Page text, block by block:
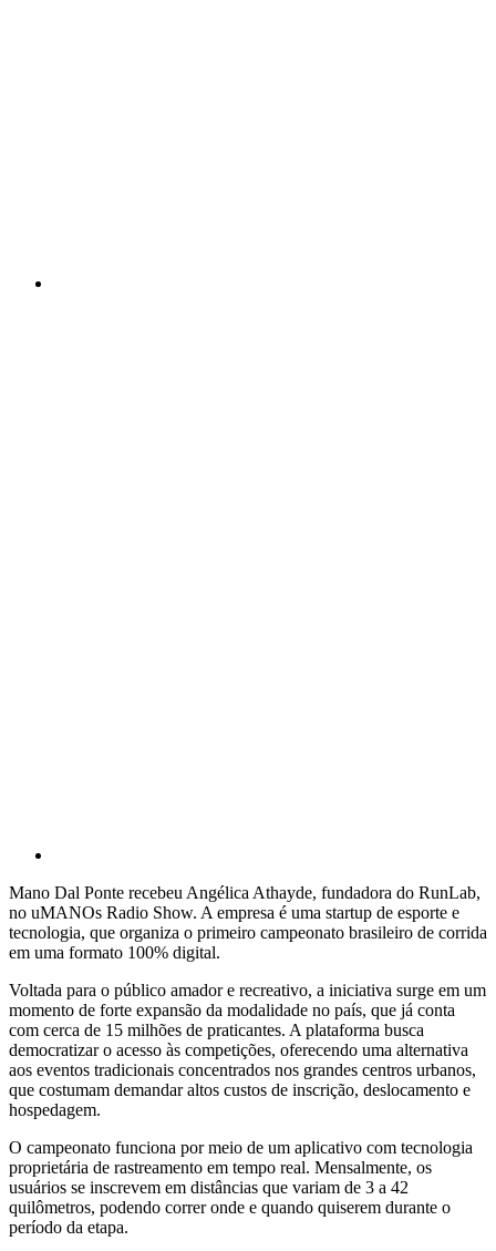
Mano Dal Ponte recebeu Angélica Athayde, fundadora do RunLab,
no uMANOs Radio Show. A empresa é uma startup de esporte e
tecnologia, que organiza o primeiro campeonato brasileiro de corrida
em uma formato 100% digital.
Voltada para o público amador e recreativo, a iniciativa surge em um
momento de forte expansão da modalidade no país, que já conta
com cerca de 15 milhões de praticantes. A plataforma busca
democratizar o acesso às competições, oferecendo uma alternativa
aos eventos tradicionais concentrados nos grandes centros urbanos,
que costumam demandar altos custos de inscrição, deslocamento e
hospedagem.
O campeonato funciona por meio de um aplicativo com tecnologia
proprietária de rastreamento em tempo real. Mensalmente, os
usuários se inscrevem em distâncias que variam de 3 a 42
quilômetros, podendo correr onde e quando quiserem durante o
período da etapa.